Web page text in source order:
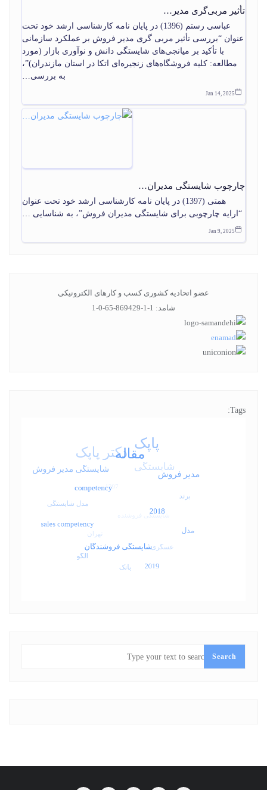
تأثیر مربی‌گری مدیر…
عباسی رستم (1396) در پایان‏ نامه کارشناسی ارشد خود تحت
عنوان “بررسی تأثیر مربی گری مدیر فروش بر عملکرد سازمانی
با تأکید بر میانجی‌‏های شایستگی دانش و نوآوری بازار (مورد
مطالعه: کلیه فروشگاه‌‏های زنجیره‏‌ای اتکا در استان مازندران)”،
به بررسی…
Jan 14, 2025
چارچوب شایستگی مدیران…
همتی (1397) در پایان‏ نامه کارشناسی ارشد خود تحت عنوان
“ارایه چارچوبی برای شایستگی مدیران فروش”، به شناسایی …
Jan 9, 2025
عضو اتحادیه کشوری کسب و کارهای الکترونیکی
شامد: 1-1-869429-65-0-1
Tags:
Search